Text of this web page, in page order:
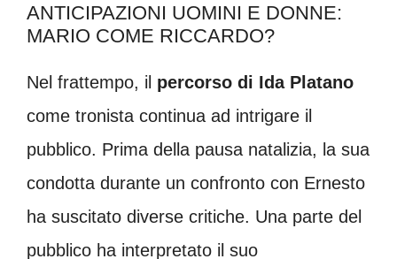
ANTICIPAZIONI UOMINI E DONNE:
MARIO COME RICCARDO?
Nel frattempo, il percorso di Ida Platano
come tronista continua ad intrigare il
pubblico. Prima della pausa natalizia, la sua
condotta durante un confronto con Ernesto
ha suscitato diverse critiche. Una parte del
pubblico ha interpretato il suo